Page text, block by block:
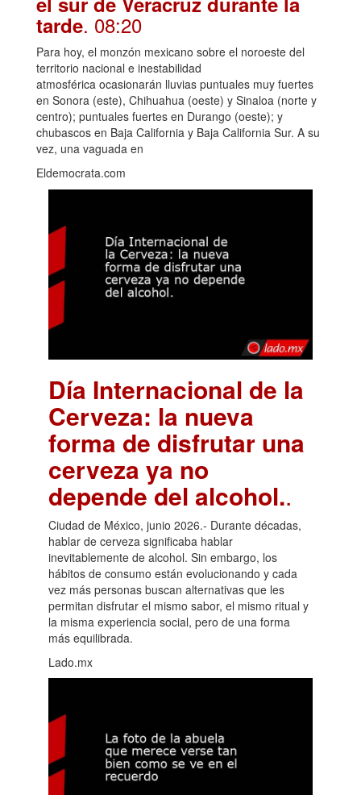
tarde. 08:20
Para hoy, el monzón mexicano sobre el noroeste del
territorio nacional e inestabilidad
atmosférica ocasionarán lluvias puntuales muy fuertes
en Sonora (este), Chihuahua (oeste) y Sinaloa (norte y
centro); puntuales fuertes en Durango (oeste); y
chubascos en Baja California y Baja California Sur. A su
vez, una vaguada en
Eldemocrata.com
Día Internacional de la
Cerveza: la nueva
forma de disfrutar una
cerveza ya no
depende del alcohol..
Ciudad de México, junio 2026.- Durante décadas,
hablar de cerveza significaba hablar
inevitablemente de alcohol. Sin embargo, los
hábitos de consumo están evolucionando y cada
vez más personas buscan alternativas que les
permitan disfrutar el mismo sabor, el mismo ritual y
la misma experiencia social, pero de una forma
más equilibrada.
Lado.mx